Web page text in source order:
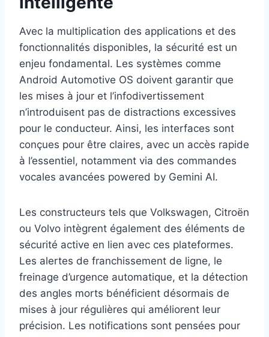
Avec la multiplication des applications et des
fonctionnalités disponibles, la sécurité est un
enjeu fondamental. Les systèmes comme
Android Automotive OS doivent garantir que
les mises à jour et l’infodivertissement
n’introduisent pas de distractions excessives
pour le conducteur. Ainsi, les interfaces sont
conçues pour être claires, avec un accès rapide
à l’essentiel, notamment via des commandes
vocales avancées powered by Gemini AI.
Les constructeurs tels que Volkswagen, Citroën
ou Volvo intègrent également des éléments de
sécurité active en lien avec ces plateformes.
Les alertes de franchissement de ligne, le
freinage d’urgence automatique, et la détection
des angles morts bénéficient désormais de
mises à jour régulières qui améliorent leur
précision. Les notifications sont pensées pour